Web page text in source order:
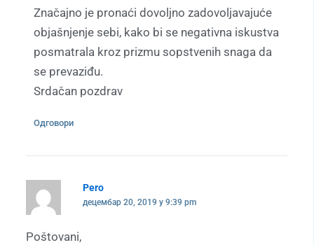
Značajno je pronaći dovoljno zadovoljavajuće
objašnjenje sebi, kako bi se negativna iskustva
posmatrala kroz prizmu sopstvenih snaga da
se prevaziđu.
Srdačan pozdrav
Одговори
Pero
децембар 20, 2019 у 9:39 pm
Poštovani,